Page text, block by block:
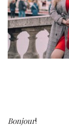
Bonjour!